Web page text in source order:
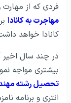
فردی که از
مهاجرت به کانادا
کانادا خواهد
در چند سال
بیشتری مواجه
تحصیل رشته
انتری و برنامه